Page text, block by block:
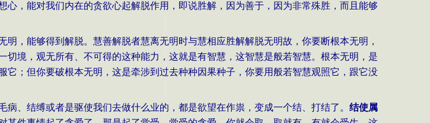
，能对我们内在的贪欲心起解脱作用，即说胜解，因为善于，因为非常殊胜，而且能够
，能够得到解脱。慧善解脱者慧离无明时与慧相应胜解解脱无明故，你要断根本无明，
境，观无所有、不可得的这种能力，这就是有智慧，这智慧是般若智慧。根本无明，是
；但你要破根本无明，这是牵涉到过去种种因果种子，你要用般若智慧观照它，跟它没
病、结缚或者是驱使我们去做什么业的，都是欲望在作祟，变成一个结、打结了。 结使属